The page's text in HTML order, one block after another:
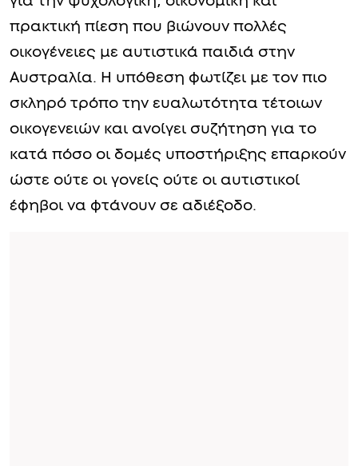
πρακτική πίεση που βιώνουν πολλές
οικογένειες με αυτιστικά παιδιά στην
Αυστραλία. Η υπόθεση φωτίζει με τον πιο
σκληρό τρόπο την ευαλωτότητα τέτοιων
οικογενειών και ανοίγει συζήτηση για το
κατά πόσο οι δομές υποστήριξης επαρκούν
ώστε ούτε οι γονείς ούτε οι αυτιστικοί
έφηβοι να φτάνουν σε αδιέξοδο.